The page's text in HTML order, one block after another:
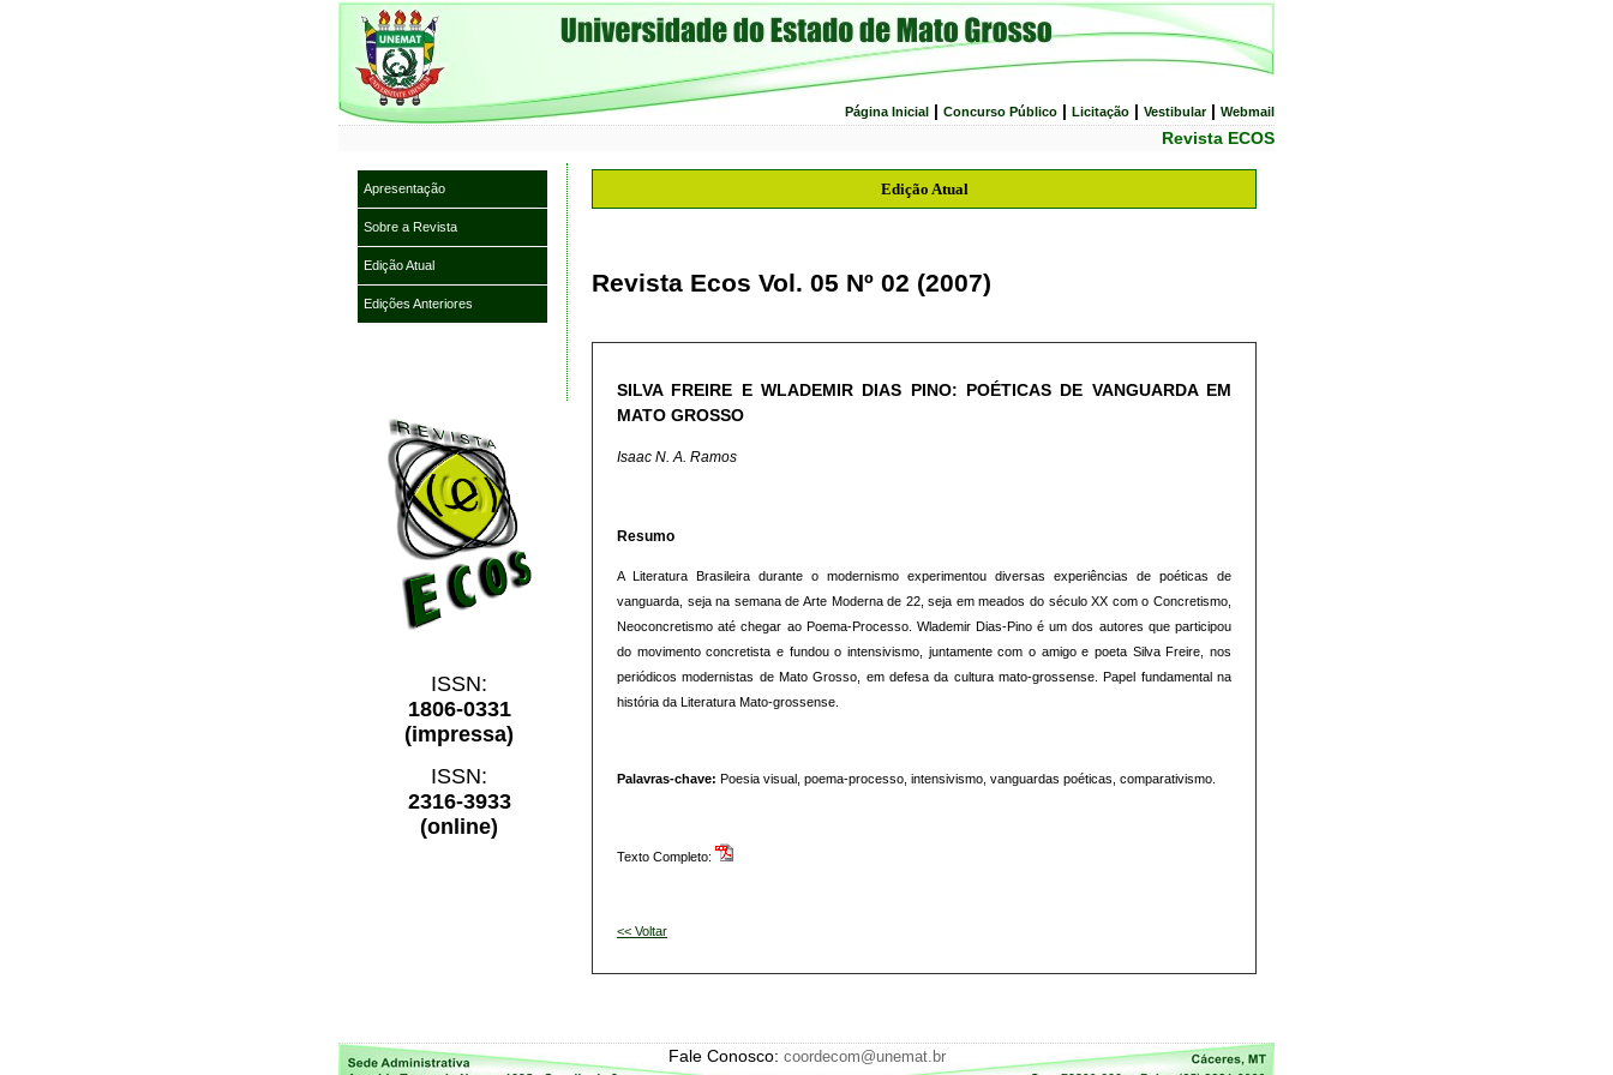
Página Inicial | Concurso Público | Licitação | Vestibular| Webmail
Revista ECOS
Apresentação
Sobre a Revista
Edição Atual
Edições Anteriores
Edição Atual
Revista Ecos Vol. 05 Nº 02 (2007)
SILVA FREIRE E WLADEMIR DIAS PINO: POÉTICAS DE VANGUARDA EM
MATO GROSSO
Isaac N. A. Ramos
Resumo
A Literatura Brasileira durante o modernismo experimentou diversas experiências de poéticas de
vanguarda, seja na semana de Arte Moderna de 22, seja em meados do século XX com o Concretismo,
Neoconcretismo até chegar ao Poema-Processo. Wlademir Dias-Pino é um dos autores que participou
do movimento concretista e fundou o intensivismo, juntamente com o amigo e poeta Silva Freire, nos
periódicos modernistas de Mato Grosso, em defesa da cultura mato-grossense. Papel fundamental na
história da Literatura Mato-grossense.
Palavras-chave: Poesia visual, poema-processo, intensivismo, vanguardas poéticas, comparativismo.
Texto Completo:
<< Voltar
ISSN:
1806-0331
(impressa)
ISSN:
2316-3933
(online)
Fale Conosco: coordecom@unemat.br